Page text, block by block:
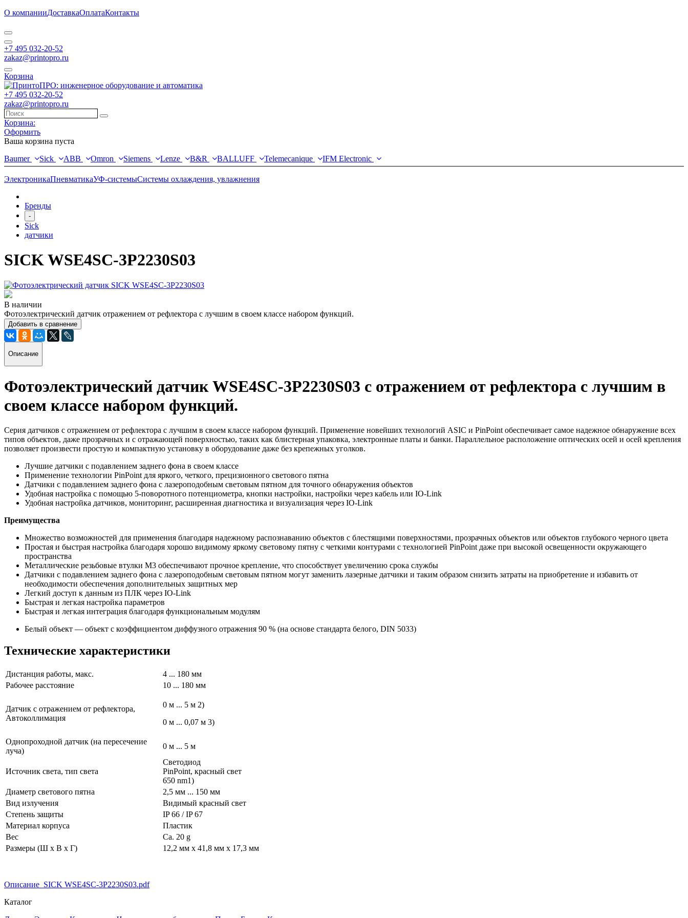
О компанииДоставкаОплатаКонтакты
+7 495 032-20-52
zakaz@printopro.ru
Корзина
+7 495 032-20-52
zakaz@printopro.ru
Корзина:
Оформить
Ваша корзина пуста
Baumer
Sick ABB Omron Siemens Lenze B&R BALLUFF Telemecanique IFM Electronic
ЭлектроникаПневматикаУФ-системыСистемы охлаждения, увлажнения
Бренды
-
Sick
датчики
SICK WSE4SC-3P2230S03
В наличии
Фотоэлектрический датчик отражением от рефлектора с лучшим в своем классе набором функций.
Добавить в сравнение
Описание
Фотоэлектрический датчик WSE4SC-3P2230S03 с отражением от рефлектора с лучшим в
своем классе набором функций.
Серия датчиков с отражением от рефлектора с лучшим в своем классе набором функций. Применение новейших технологий ASIC и PinPoint обеспечивает самое надежное обнаружение всех
типов объектов, даже прозрачных и с отражающей поверхностью, таких как блистерная упаковка, электронные платы и банки. Параллельное расположение оптических осей и осей крепления
позволяет произвести простую и компактную установку в оборудование даже без крепежных уголков.
Лучшие датчики с подавлением заднего фона в своем классе
Применение технологии PinPoint для яркого, четкого, прецизионного светового пятна
Датчики с подавлением заднего фона c лазероподобным световым пятном для точного обнаружения объектов
Удобная настройка с помощью 5-поворотного потенциометра, кнопки настройки, настройки через кабель или IO-Link
Удобная настройка датчиков, мониторинг, расширенная диагностика и визуализация через IO-Link
Преимущества
Множество возможностей для применения благодаря надежному распознаванию объектов с блестящими поверхностями, прозрачных объектов или объектов глубокого черного цвета
Простая и быстрая настройка благодаря хорошо видимому яркому световому пятну с четкими контурами с технологией PinPoint даже при высокой освещенности окружающего
пространства
Металлические резьбовые втулки M3 обеспечивают прочное крепление, что способствует увеличению срока службы
Датчики с подавлением заднего фона с лазероподобным световым пятном могут заменить лазерные датчики и таким образом снизить затраты на приобретение и избавить от
необходимости обеспечения дополнительных защитных мер
Легкий доступ к данным из ПЛК через IO-Link
Быстрая и легкая настройка параметров
Быстрая и легкая интеграция благодаря функциональным модулям
Белый объект — объект с коэффициентом диффузного отражения 90 % (на основе стандарта белого, DIN 5033)
Технические характеристики
Дистанция работы, макс.
4 ... 180 мм
Рабочее расстояние
10 ... 180 мм
Датчик с отражением от рефлектора,
Автоколлимация
0 м ... 5 м 2)
0 м ... 0,07 м 3)
Однопроходной датчик (на пересечение
луча)
0 м ... 5 м
Источник света, тип света
Светодиод
PinPoint, красный свет
650 nm1)
Диаметр светового пятна
2,5 мм ... 150 мм
Вид излучения
Видимый красный свет
Степень защиты
IP 66 / IP 67
Материал корпуса
Пластик
Вес
Ca. 20 g
Размеры (Ш x В x Г)
12,2 мм x 41,8 мм x 17,3 мм
Описание_SICK WSE4SC-3P2230S03.pdf
Каталог